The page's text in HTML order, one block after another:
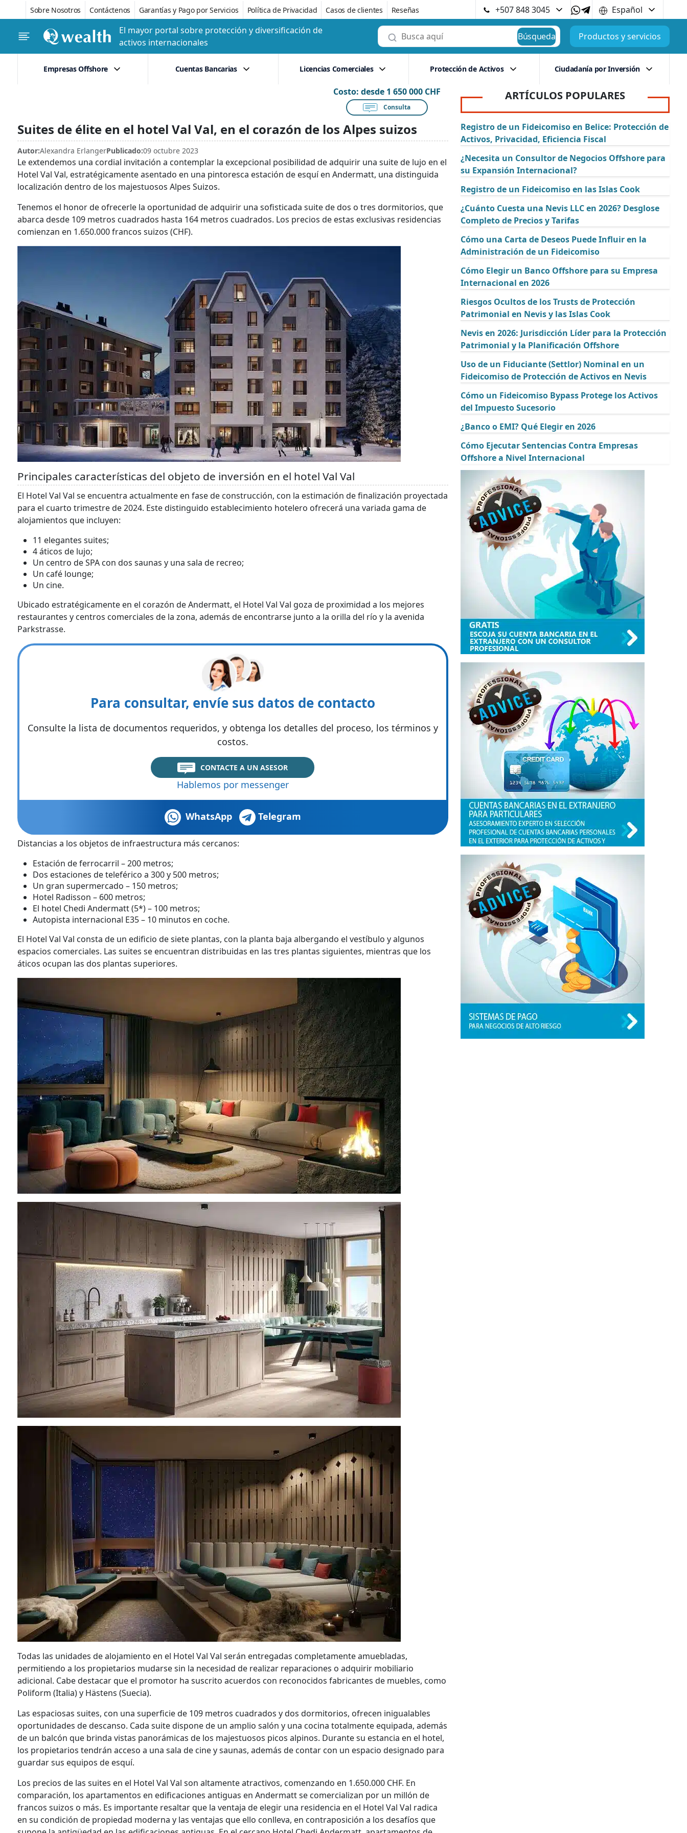
Sobre Nosotros Contáctenos Garantías y Pago por Servicios Política de Privacidad Casos de clientes Reseñas +507 848 3045
Español
El mayor portal sobre protección y diversificación de
activos internacionales
Búsqueda Productos y servicios
Empresas Offshore Cuentas Bancarias Licencias Comerciales Protección de Activos Ciudadanía por Inversión
Costo: desde 1 650 000 CHF
Consulta
Suites de élite en el hotel Val Val, en el corazón de los Alpes suizos
Autor:Alexandra ErlangerPublicado:09 octubre 2023
Le extendemos una cordial invitación a contemplar la excepcional posibilidad de adquirir una suite de lujo en el
Hotel Val Val, estratégicamente asentado en una pintoresca estación de esquí en Andermatt, una distinguida
localización dentro de los majestuosos Alpes Suizos.
Tenemos el honor de ofrecerle la oportunidad de adquirir una sofisticada suite de dos o tres dormitorios, que
abarca desde 109 metros cuadrados hasta 164 metros cuadrados. Los precios de estas exclusivas residencias
comienzan en 1.650.000 francos suizos (CHF).
Principales características del objeto de inversión en el hotel Val Val
El Hotel Val Val se encuentra actualmente en fase de construcción, con la estimación de finalización proyectada
para el cuarto trimestre de 2024. Este distinguido establecimiento hotelero ofrecerá una variada gama de
alojamientos que incluyen:
11 elegantes suites;
4 áticos de lujo;
Un centro de SPA con dos saunas y una sala de recreo;
Un café lounge;
Un cine.
Ubicado estratégicamente en el corazón de Andermatt, el Hotel Val Val goza de proximidad a los mejores
restaurantes y centros comerciales de la zona, además de encontrarse junto a la orilla del río y la avenida
Parkstrasse.
Para consultar, envíe sus datos de contacto
Consulte la lista de documentos requeridos, y obtenga los detalles del proceso, los términos y
costos.
CONTACTE A UN ASESOR
Hablemos por messenger
WhatsApp Telegram
Distancias a los objetos de infraestructura más cercanos:
Estación de ferrocarril – 200 metros;
Dos estaciones de teleférico a 300 y 500 metros;
Un gran supermercado – 150 metros;
Hotel Radisson – 600 metros;
El hotel Chedi Andermatt (5*) – 100 metros;
Autopista internacional Е35 – 10 minutos en coche.
El Hotel Val Val consta de un edificio de siete plantas, con la planta baja albergando el vestíbulo y algunos
espacios comerciales. Las suites se encuentran distribuidas en las tres plantas siguientes, mientras que los
áticos ocupan las dos plantas superiores.
Todas las unidades de alojamiento en el Hotel Val Val serán entregadas completamente amuebladas,
permitiendo a los propietarios mudarse sin la necesidad de realizar reparaciones o adquirir mobiliario
adicional. Cabe destacar que el promotor ha suscrito acuerdos con reconocidos fabricantes de muebles, como
Poliform (Italia) y Hästens (Suecia).
Las espaciosas suites, con una superficie de 109 metros cuadrados y dos dormitorios, ofrecen inigualables
oportunidades de descanso. Cada suite dispone de un amplio salón y una cocina totalmente equipada, además
de un balcón que brinda vistas panorámicas de los majestuosos picos alpinos. Durante su estancia en el hotel,
los propietarios tendrán acceso a una sala de cine y saunas, además de contar con un espacio designado para
guardar sus equipos de esquí.
Los precios de las suites en el Hotel Val Val son altamente atractivos, comenzando en 1.650.000 CHF. En
comparación, los apartamentos en edificaciones antiguas en Andermatt se comercializan por un millón de
francos suizos o más. Es importante resaltar que la ventaja de elegir una residencia en el Hotel Val Val radica
en su condición de propiedad moderna y las ventajas que ello conlleva, en contraposición a los desafíos que
ARTÍCULOS POPULARES
Registro de un Fideicomiso en Belice: Protección de
Activos, Privacidad, Eficiencia Fiscal
¿Necesita un Consultor de Negocios Offshore para
su Expansión Internacional?
Registro de un Fideicomiso en las Islas Cook
¿Cuánto Cuesta una Nevis LLC en 2026? Desglose
Completo de Precios y Tarifas
Cómo una Carta de Deseos Puede Influir en la
Administración de un Fideicomiso
Cómo Elegir un Banco Offshore para su Empresa
Internacional en 2026
Riesgos Ocultos de los Trusts de Protección
Patrimonial en Nevis y las Islas Cook
Nevis en 2026: Jurisdicción Líder para la Protección
Patrimonial y la Planificación Offshore
Uso de un Fiduciante (Settlor) Nominal en un
Fideicomiso de Protección de Activos en Nevis
Cómo un Fideicomiso Bypass Protege los Activos
del Impuesto Sucesorio
¿Banco o EMI? Qué Elegir en 2026
Cómo Ejecutar Sentencias Contra Empresas
Offshore a Nivel Internacional